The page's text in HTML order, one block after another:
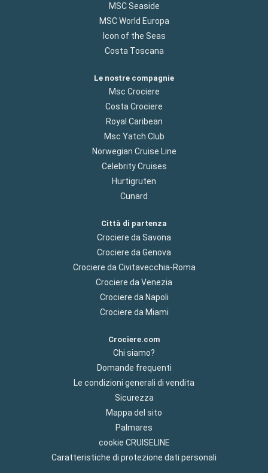
MSC Seaside
MSC World Europa
Icon of the Seas
Costa Toscana
Le nostre compagnie
Msc Crociere
Costa Crociere
Royal Caribean
Msc Yatch Club
Norwegian Cruise Line
Celebrity Cruises
Hurtigruten
Cunard
Città di partenza
Crociere da Savona
Crociere da Genova
Crociere da Civitavecchia-Roma
Crociere da Venezia
Crociere da Napoli
Crociere da Miami
Crociere.com
Chi siamo?
Domande frequenti
Le condizioni generali di vendita
Sicurezza
Mappa del sito
Palmares
cookie CRUISELINE
Caratteristiche di protezione dati personali